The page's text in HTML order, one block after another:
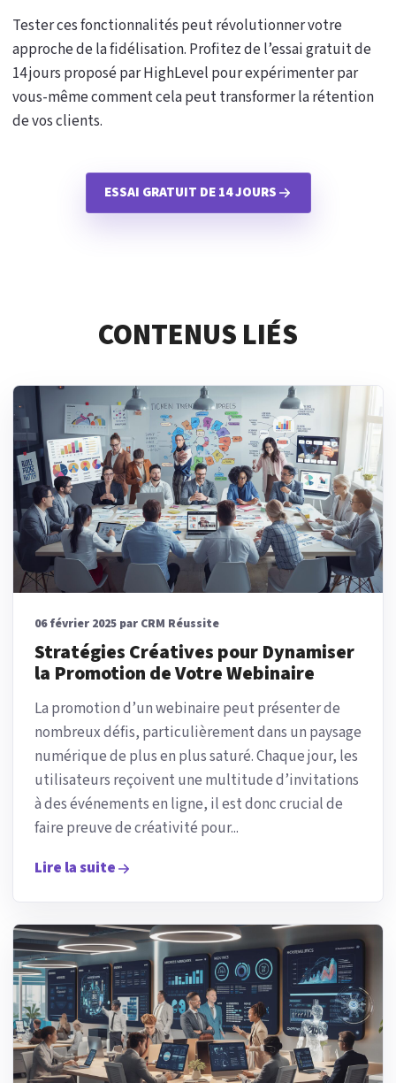
Tester ces fonctionnalités peut révolutionner votre
approche de la fidélisation. Profitez de l’essai gratuit de
14 jours proposé par HighLevel pour expérimenter par
vous-même comment cela peut transformer la rétention
de vos clients.
ESSAI GRATUIT DE 14 JOURS
CONTENUS LIÉS
06 février 2025 par CRM Réussite
Stratégies Créatives pour Dynamiser
la Promotion de Votre Webinaire
La promotion d’un webinaire peut présenter de
nombreux défis, particulièrement dans un paysage
numérique de plus en plus saturé. Chaque jour, les
utilisateurs reçoivent une multitude d’invitations
à des événements en ligne, il est donc crucial de
faire preuve de créativité pour...
Lire la suite